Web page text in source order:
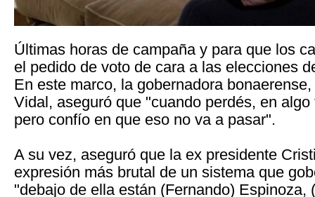
Últimas horas de campaña y para que los
el pedido de voto de cara a las elecciones
En este marco, la gobernadora
Vidal, aseguró que "cuando perdés, en
pero confío en que eso no va a pasar".
A su vez, aseguró que la ex presidente
expresión más brutal de un sistema que
"debajo de ella están (Fernando) Espinoza,